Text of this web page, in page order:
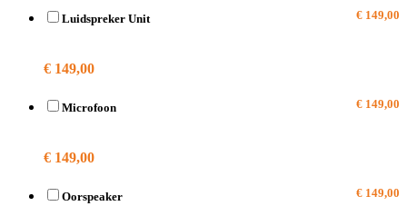
Luidspreker Unit € 149,00
€ 149,00
Microfoon € 149,00
€ 149,00
Oorspeaker € 149,00